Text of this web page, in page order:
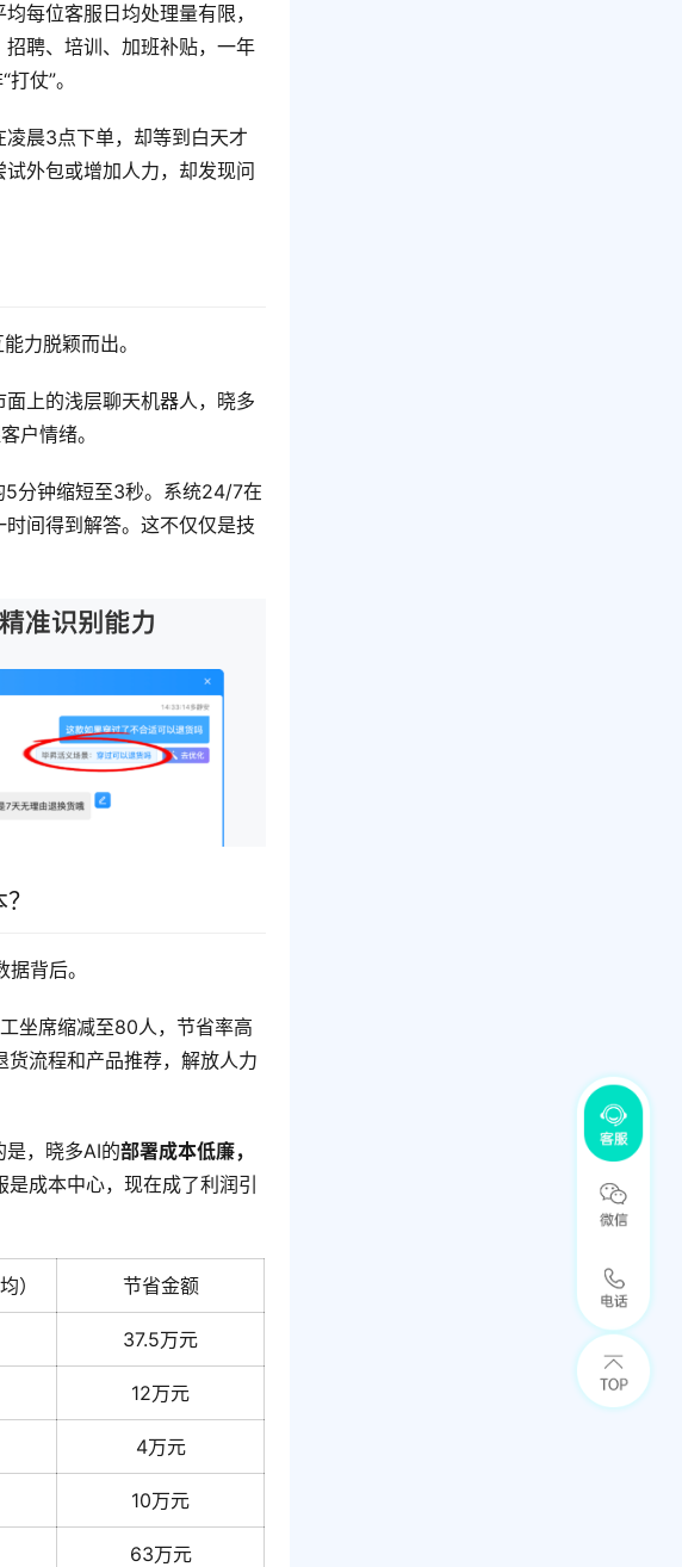
每位客服日均处理量有限，
招聘、培训、加班补贴，一年
仗”。
晨3点下单，却等到白天才
外包或增加人力，却发现问
力脱颖而出。
上的浅层聊天机器人，晓多
户情绪。
5分钟缩短至3秒。系统24/7在
间得到解答。这不仅仅是技
背后。
坐席缩减至80人，节省率高
流程和产品推荐，解放人力
是，晓多AI的部署成本低廉，
是成本中心，现在成了利润引
） 节省金额
37.5万元
12万元
4万元
10万元
63万元